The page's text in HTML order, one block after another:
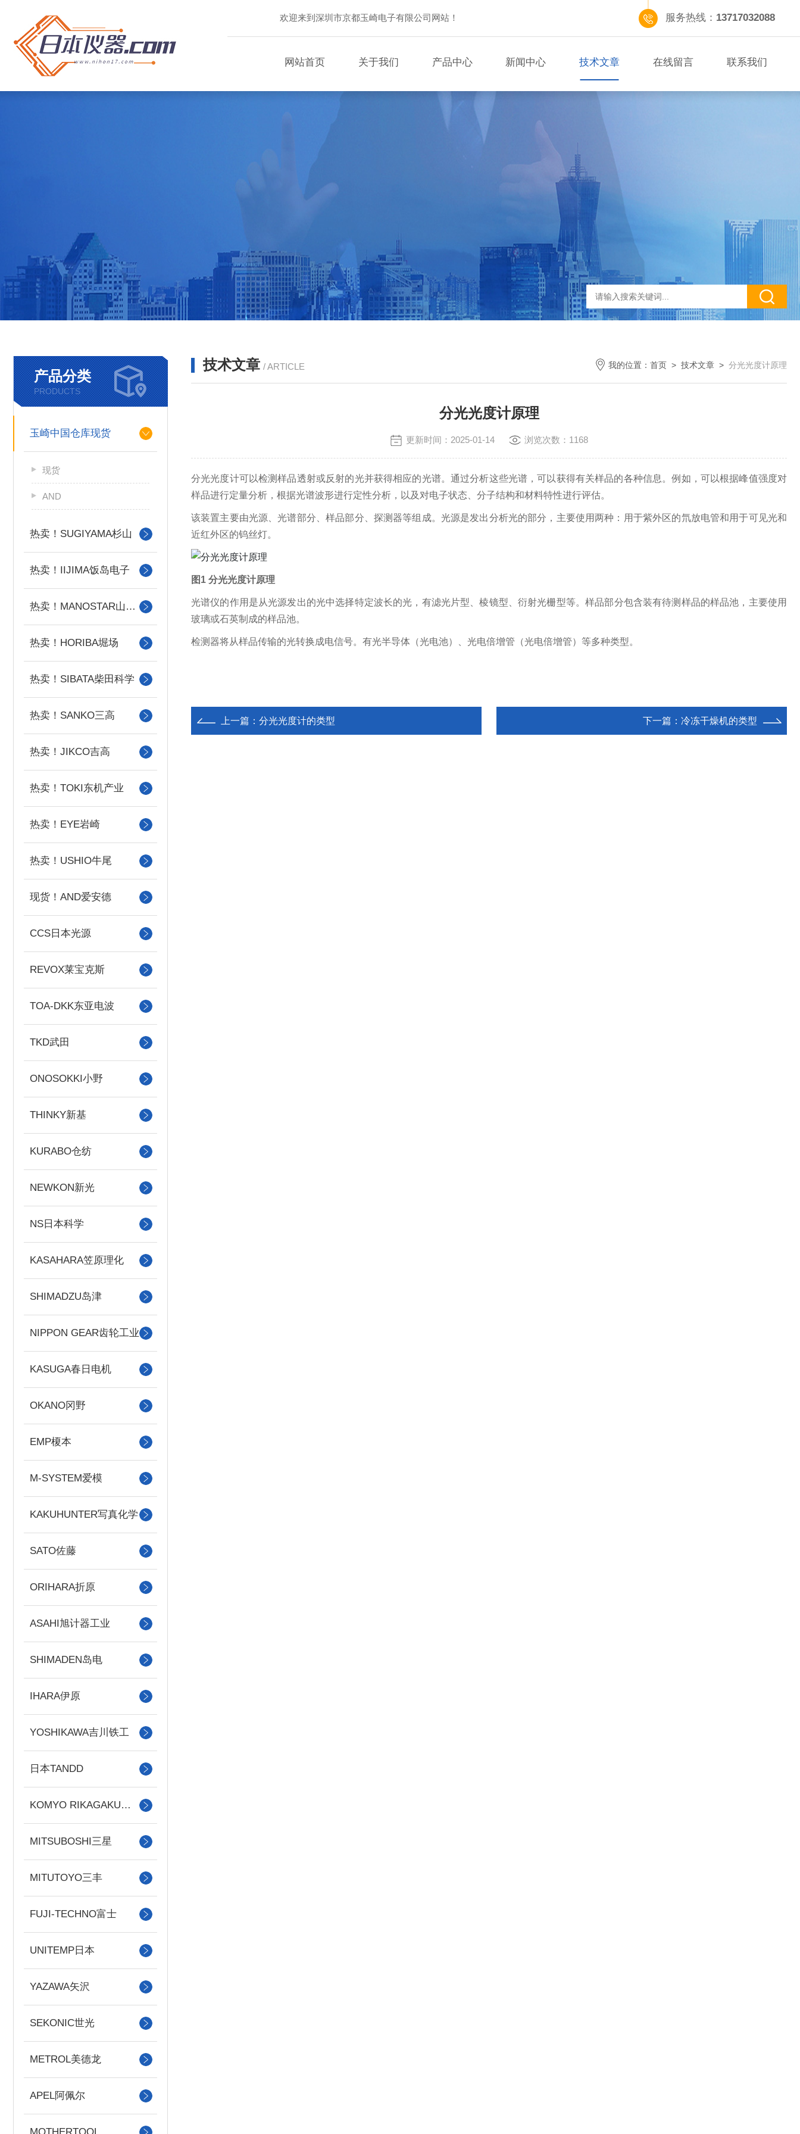
欢迎来到深圳市京都玉崎电子有限公司网站！ 服务热线： 13717032088
网站首页 关于我们 产品中心 新闻中心 技术文章 在线留言 联系我们
产品分类
PRODUCTS
玉崎中国仓库现货
现货
AND
热卖！SUGIYAMA杉山
热卖！IIJIMA饭岛电子
热卖！MANOSTAR山本电机
热卖！HORIBA堀场
热卖！SIBATA柴田科学
热卖！SANKO三高
热卖！JIKCO吉高
热卖！TOKI东机产业
热卖！EYE岩崎
热卖！USHIO牛尾
现货！AND爱安德
CCS日本光源
REVOX莱宝克斯
TOA-DKK东亚电波
TKD武田
ONOSOKKI小野
THINKY新基
KURABO仓纺
NEWKON新光
NS日本科学
KASAHARA笠原理化
SHIMADZU岛津
NIPPON GEAR齿轮工业
KASUGA春日电机
OKANO冈野
EMP榎本
M-SYSTEM爱模
KAKUHUNTER写真化学
SATO佐藤
ORIHARA折原
ASAHI旭计器工业
SHIMADEN岛电
IHARA伊原
YOSHIKAWA吉川铁工
日本TANDD
KOMYO RIKAGAKU光明理化
MITSUBOSHI三星
MITUTOYO三丰
FUJI-TECHNO富士
UNITEMP日本
YAZAWA矢沢
SEKONIC世光
METROL美德龙
APEL阿佩尔
技术文章 / ARTICLE 我的位置： 首页 > 技术文章 > 分光光度计原理
分光光度计原理
更新时间：2025-01-14 浏览次数：1168
分光光度计可以检测样品透射或反射的光并获得相应的光谱。通过分析这些光谱，可以获得有关样品的各种信息。例如，可以根据峰值强度对
样品进行定量分析，根据光谱波形进行定性分析，以及对电子状态、分子结构和材料特性进行评估。
该装置主要由光源、光谱部分、样品部分、探测器等组成。光源是发出分析光的部分，主要使用两种：用于紫外区的氘放电管和用于可见光和
近红外区的钨丝灯。
图1 分光光度计原理
光谱仪的作用是从光源发出的光中选择特定波长的光， 有滤光片型、棱镜型、衍射光栅型等。样品部分包含装有待测样品的样品池， 主要使用
玻璃或石英制成的样品池。
检测器将从样品传输的光转换成电信号。有光半导体（光电池）、 光电倍增管 （光电倍增管）等多种类型。
上一篇： 分光光度计的类型 下一篇： 冷冻干燥机的类型